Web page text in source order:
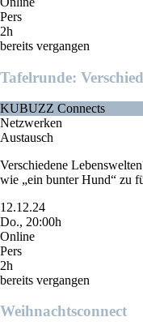
Pers
2h
bereits vergangen
Tafelrunde:
KUBUZZ Connects
Netzwerken
Austausch
Verschiedene
wie „ein bunter Hund“ zu
12.12.24
Do., 20:00h
Online
Pers
2h
bereits vergangen
Weihnachtsconnect